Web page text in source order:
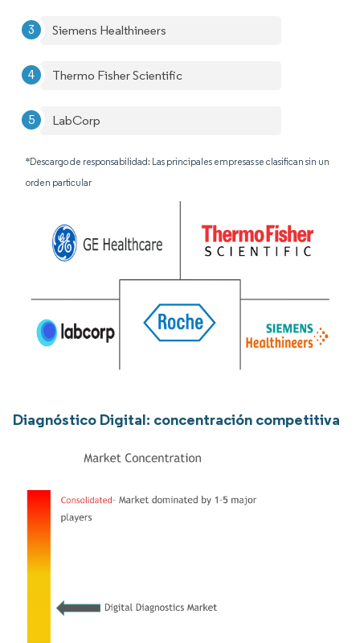
Siemens Healthineers
Thermo Fisher Scientific
LabCorp
*Descargo de responsabilidad: Las principales empresas se clasifican sin un
orden particular
Diagnóstico Digital: concentración competitiva